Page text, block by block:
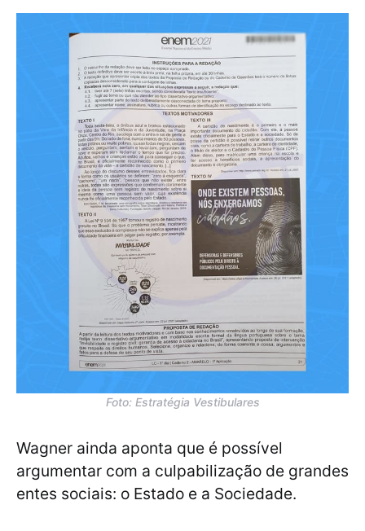
Foto: Estratégia Vestibulares
Wagner ainda aponta que é possível
argumentar com a culpabilização de grandes
entes sociais: o Estado e a Sociedade.